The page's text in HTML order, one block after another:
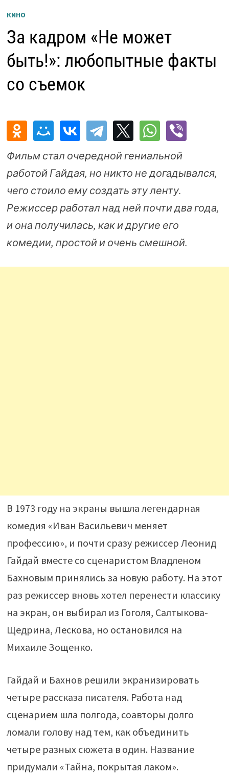
КИНО
За кадром «Не может
быть!»: любопытные факты
со съемок
Фильм стал очередной гениальной
работой Гайдая, но никто не догадывался,
чего стоило ему создать эту ленту.
Режиссер работал над ней почти два года,
и она получилась, как и другие его
комедии, простой и очень смешной.
В 1973 году на экраны вышла легендарная
комедия «Иван Васильевич меняет
профессию», и почти сразу режиссер Леонид
Гайдай вместе со сценаристом Владленом
Бахновым принялись за новую работу. На этот
раз режиссер вновь хотел перенести классику
на экран, он выбирал из Гоголя, Салтыкова-
Щедрина, Лескова, но остановился на
Михаиле Зощенко.
Гайдай и Бахнов решили экранизировать
четыре рассказа писателя. Работа над
сценарием шла полгода, соавторы долго
ломали голову над тем, как объединить
четыре разных сюжета в один. Название
придумали «Тайна, покрытая лаком».